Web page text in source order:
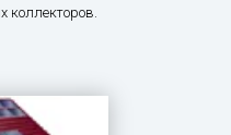
коллекторов.